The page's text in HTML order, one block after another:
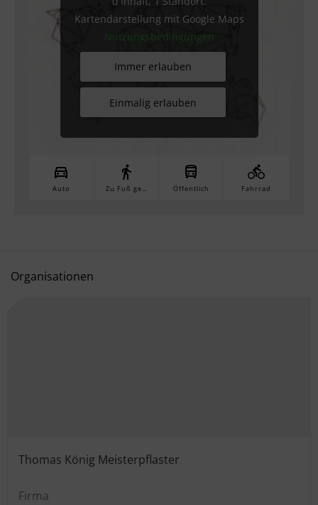
Kartendarstellung mit Google Maps
Nutzungsbedingungen
Immer erlauben
Einmalig erlauben
Auto Zu Fuß gehen Öffentlich Fahrrad
Organisationen
Thomas König Meisterpflaster
Firma